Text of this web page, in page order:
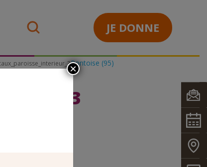
JE DONNE
Pontoise (95)
×